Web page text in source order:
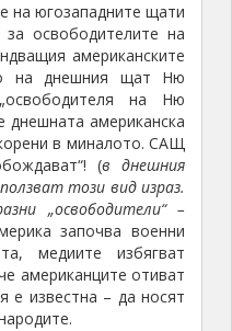
на югозападните щати
освободителите на
американските
на днешния щат Ню
на Ню
днешната американска
в миналото. САЩ
(в днешния
този вид израз.
„освободители“ –
започва военни
медиите избягват
американците отиват
е известна – да носят